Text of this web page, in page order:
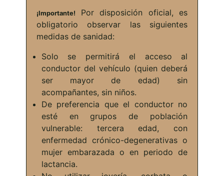
¡Importante!
Por disposición oficial, es
obligatorio observar las siguientes
medidas de sanidad:
Solo se permitirá el acceso al
conductor del vehículo (quien deberá
ser mayor de edad) sin
acompañantes, sin niños.
De preferencia que el conductor no
esté en grupos de población
vulnerable: tercera edad, con
enfermedad crónico-degenerativas o
mujer embarazada o en periodo de
lactancia.